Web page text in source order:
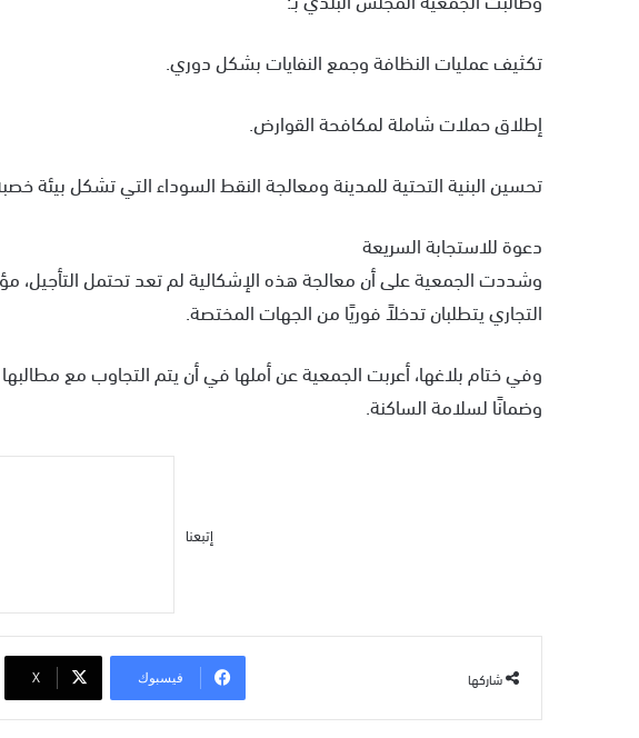
تكثيف عمليات النظافة وجمع النفايات بشكل دوري.
إطلاق حملات شاملة لمكافحة القوارض.
تحسين البنية التحتية للمدينة ومعالجة النقط السوداء التي تشكل بيئة
دعوة للاستجابة السريعة
وشددت الجمعية على أن معالجة هذه الإشكالية لم تعد تحتمل التأجيل،
التجاري يتطلبان تدخلاً فوريًا من الجهات المختصة.
وفي ختام بلاغها، أعربت الجمعية عن أملها في أن يتم التجاوب مع
وضمانًا لسلامة الساكنة.
إتبعنا
شاركها فيسبوك ‫X